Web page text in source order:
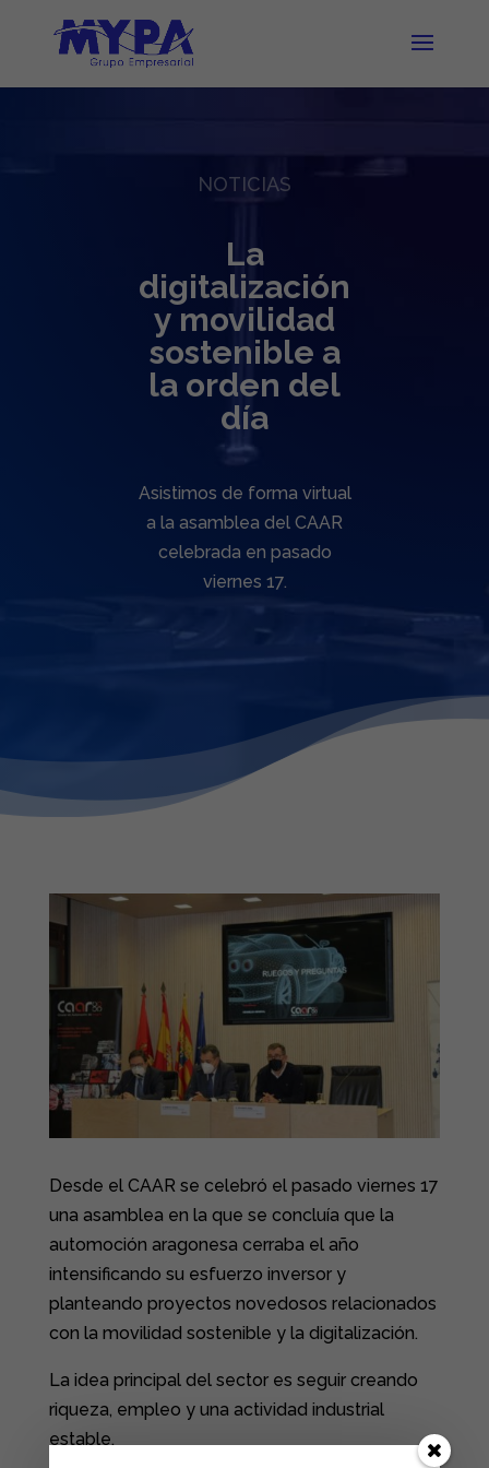
NOTICIAS
La
digitalización
y movilidad
sostenible a
la orden del
día
Asistimos de forma virtual
a la asamblea del CAAR
celebrada en pasado
viernes 17.
Desde el CAAR se celebró el pasado viernes 17
una asamblea en la que se concluía que la
automoción aragonesa cerraba el año
intensificando su esfuerzo inversor y
planteando proyectos novedosos relacionados
con la movilidad sostenible y la digitalización.
La idea principal del sector es seguir creando
riqueza, empleo y una actividad industrial
estable.